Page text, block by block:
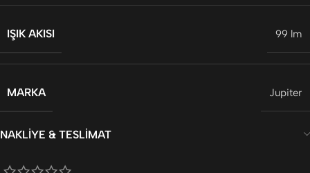
IŞIK AKISI 99 lm
MARKA Jupiter
NAKLIYE & TESLIMAT